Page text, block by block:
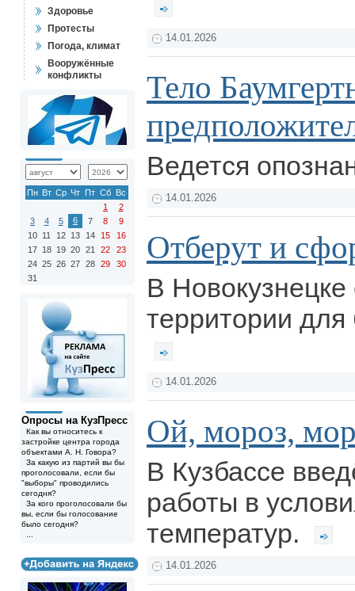
Здоровье
Протесты
Погода, климат
Вооружённые
конфликты
Пн Вт Ср Чт Пт Сб Вс
1
2
3
4 5 6 7 8
9
10 11 12 13 14 15
16
17 18 19 20 21 22
23
24 25 26 27 28 29
30
31
Опросы на КузПресс
Как вы относитесь к
застройке центра города
объектами А. Н. Говора?
За какую из партий вы бы
проголосовали, если бы
"выборы" проводились
сегодня?
За кого проголосовали бы
вы, если бы голосование
было сегодня?
14.01.2026
Тело
Ведется
14.01.2026
Отберут и
В
территории для
14.01.2026
Ой, мороз,
В Кузбассе
работы в
температур.
14.01.2026